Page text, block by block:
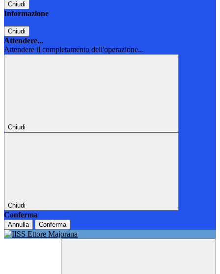
Chiudi
Informazione
Chiudi
Attendere...
Attendere il completamento dell'operazione...
Chiudi
Chiudi
Conferma
Annulla Conferma